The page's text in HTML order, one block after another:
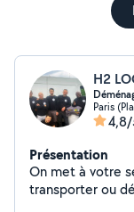
H2
Paris
Présentation
On met à votre
transporter ou